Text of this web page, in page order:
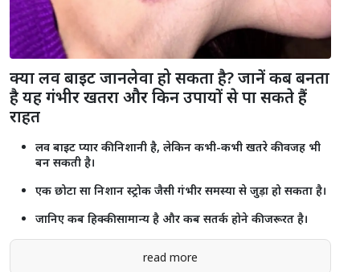
क्या लव बाइट जानलेवा हो सकता है? जानें कब बनता
है यह गंभीर खतरा और किन उपायों से पा सकते हैं
राहत
लव बाइट प्यार की निशानी है, लेकिन कभी-कभी खतरे की वजह भी
बन सकती है।
एक छोटा सा निशान स्ट्रोक जैसी गंभीर समस्या से जुड़ा हो सकता है।
जानिए कब हिक्की सामान्य है और कब सतर्क होने की जरूरत है।
read more